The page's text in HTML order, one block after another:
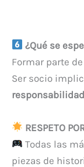
¿Qué se
Formar parte de
Ser socio
RESPETO
Todas las
piezas de